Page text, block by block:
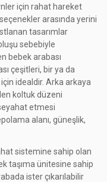
için rahat hareket
arasında yerini
tasarımlar
sebebiyle
bebek arabası
çeşitleri, bir ya da
idealdir. Arka arkaya
koltuk düzeni
etmesi
alanı, güneşlik,
sistemine sahip olan
taşıma ünitesine sahip
ister çıkarılabilir